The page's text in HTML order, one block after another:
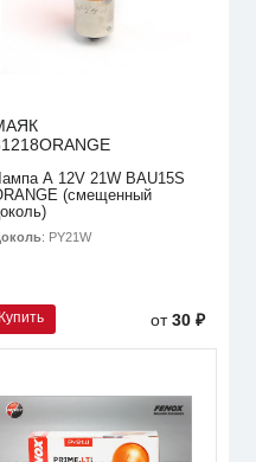
А 12V 21W BAU15S
(смещенный
: PY21W
Купить от30 ₽